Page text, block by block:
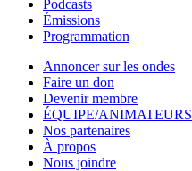
Podcasts
Émissions
Programmation
Annoncer sur les ondes
Faire un don
Devenir membre
ÉQUIPE/ANIMATEURS
Nos partenaires
À propos
Nous joindre